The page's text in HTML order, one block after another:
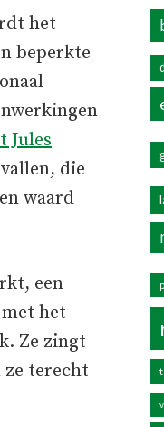
het
beperkte
Jules
die
waard
een
het
Ze zingt
terecht